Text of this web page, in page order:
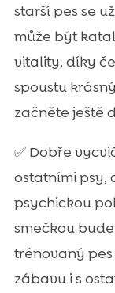
starší pes se
může být
vitality, díky
spoustu
začněte ještě
✅ Dobře
ostatními psy,
psychickou
smečkou
trénovaný pes
zábavu i s